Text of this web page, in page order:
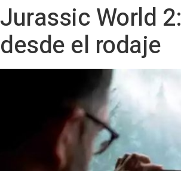
Jurassic World
desde el rodaje